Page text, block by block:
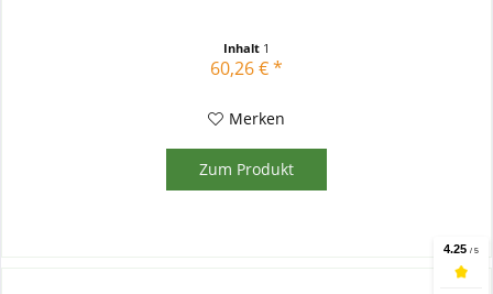
Inhalt 1
60,26 € *
Merken
Zum Produkt